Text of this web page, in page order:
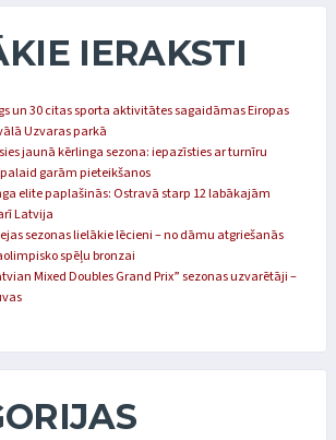
IERAKSTI
un 30 citas sporta aktivitātes sagaidāmas Eiropas
Uzvaras parkā
jaunā kērlinga sezona: iepazīsties ar turnīru
garām pieteikšanos
elite paplašinās: Ostravā starp 12 labākajām
Latvija
sezonas lielākie lēcieni – no dāmu atgriešanās
spēļu bronzai
Mixed Doubles Grand Prix” sezonas uzvarētāji –